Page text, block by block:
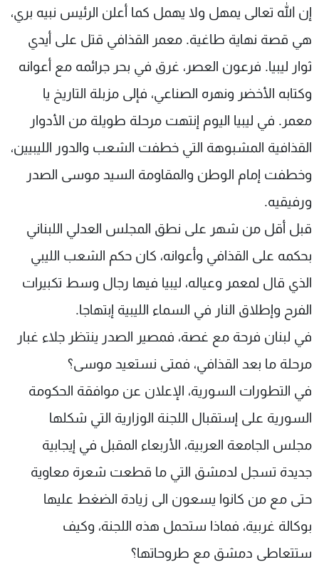
إن الله تعالى يمهل ولا يهمل كما أعلن الرئيس نبيه بري،
هي قصة نهاية طاغية. معمر القذافي قتل على أيدي
ثوار ليبيا. فرعون العصر، غرق في بحر جرائمه مع أعوانه
وكتابه الأخضر ونهره الصناعي، فإلى مزبلة التاريخ يا
معمر. في ليبيا اليوم إنتهت مرحلة طويلة من الأدوار
القذافية المشبوهة التي خطفت الشعب والدور الليبيين،
وخطفت إمام الوطن والمقاومة السيد موسى الصدر
ورفيقيه.
قبل أقل من شهر على نطق المجلس العدلي اللبناني
بحكمه على القذافي وأعوانه، كان حكم الشعب الليبي
الذي قال لمعمر وعياله، ليبيا فيها رجال وسط تكبيرات
الفرح وإطلاق النار في السماء الليبية إبتهاجا.
في لبنان فرحة مع غصة، فمصير الصدر ينتظر جلاء غبار
مرحلة ما بعد القذافي، فمتى نستعيد موسى؟
في التطورات السورية، الإعلان عن موافقة الحكومة
السورية على إستقبال اللجنة الوزارية التي شكلها
مجلس الجامعة العربية، الأربعاء المقبل في إيجابية
جديدة تسجل لدمشق التي ما قطعت شعرة معاوية
حتى مع من كانوا يسعون الى زيادة الضغط عليها
بوكالة غربية، فماذا ستحمل هذه اللجنة، وكيف
ستتعاطى دمشق مع طروحاتها؟